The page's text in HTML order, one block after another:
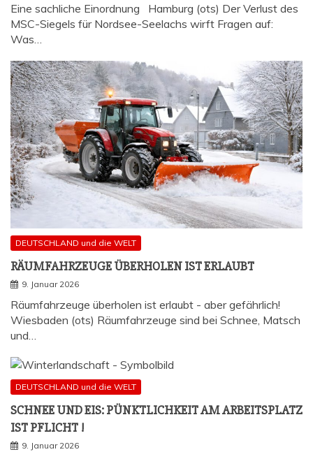
Eine sachliche Einordnung Hamburg (ots) Der Verlust des
MSC-Siegels für Nordsee-Seelachs wirft Fragen auf:
Was…
DEUTSCHLAND und die WELT
RÄUM­FAHR­ZEU­GE ÜBER­HO­LEN IST ERLAUBT
9. Januar 2026
Räumfahrzeuge überholen ist erlaubt - aber gefährlich!
Wiesbaden (ots) Räumfahrzeuge sind bei Schnee, Matsch
und…
DEUTSCHLAND und die WELT
SCHNEE UND EIS: PÜNKT­LICH­KEIT AM ARBEITS­PLATZ
IST PFLICHT !
9. Januar 2026